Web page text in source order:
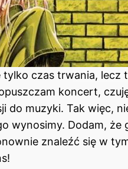
czas trwania, lecz
koncert,
do muzyki. Tak więc,
wynosimy. Dodam, że
znaleźć się w